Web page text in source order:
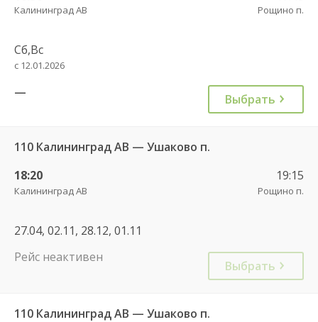
Калининград АВ Рощино п.
Сб,Вс
с 12.01.2026
— Выбрать
110 Калининград АВ — Ушаково п.
18:20
Калининград АВ
19:15
Рощино п.
27.04, 02.11, 28.12, 01.11
Рейс неактивен
Выбрать
110 Калининград АВ — Ушаково п.